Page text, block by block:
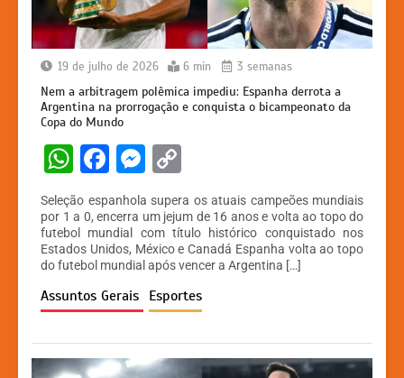
19 de julho de 2026 6 min 3 semanas
Nem a arbitragem polêmica impediu: Espanha derrota a
Argentina na prorrogação e conquista o bicampeonato da
Copa do Mundo
W
h
at
s
A
p
F
a
c
e
b
o
k
M
s
s
e
n
er
p
y
Li
n
Seleção espanhola supera os atuais campeões mundiais
por 1 a 0, encerra um jejum de 16 anos e volta ao topo do
futebol mundial com título histórico conquistado nos
Estados Unidos, México e Canadá Espanha volta ao topo
do futebol mundial após vencer a Argentina […]
Assuntos Gerais Esportes